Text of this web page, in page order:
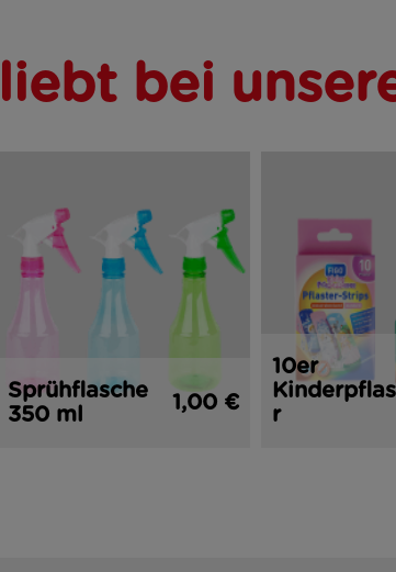
bei
Sprühflasche
350 ml
1,00 €
10er
r